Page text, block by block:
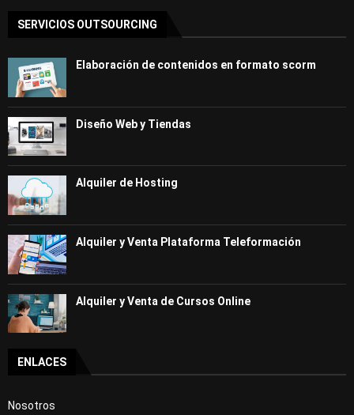
SERVICIOS OUTSOURCING
Elaboración de contenidos en formato scorm
Diseño Web y Tiendas
Alquiler de Hosting
Alquiler y Venta Plataforma Teleformación
Alquiler y Venta de Cursos Online
ENLACES
Nosotros